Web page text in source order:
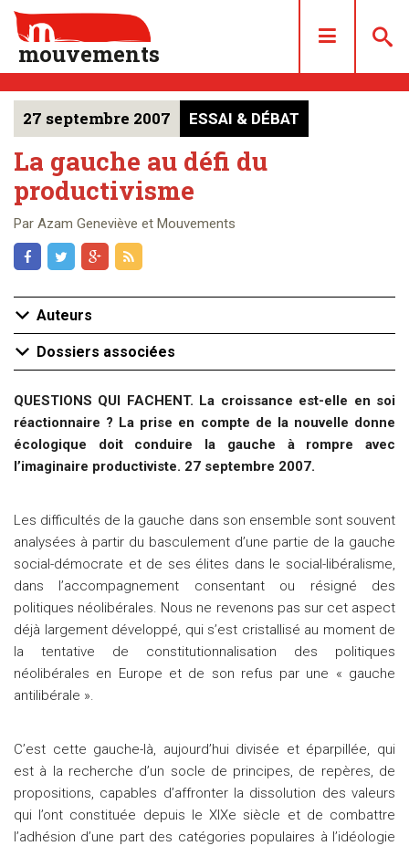
mouvements
DOSSIERS
LES NUMÉROS
ACHAT/ABONNEMENT
CONTACT
27 septembre 2007 ESSAI & DÉBAT
La gauche au défi du
productivisme
Par Azam Geneviève et Mouvements
Auteurs
Dossiers associées
QUESTIONS QUI FACHENT. La croissance est-elle en soi
réactionnaire ? La prise en compte de la nouvelle donne
écologique doit conduire la gauche à rompre avec
l’imaginaire productiviste. 27 septembre 2007.
Les difficultés de la gauche dans son ensemble sont souvent
analysées à partir du basculement d’une partie de la gauche
social-démocrate et de ses élites dans le social-libéralisme,
dans l’accompagnement consentant ou résigné des
politiques néolibérales. Nous ne revenons pas sur cet aspect
déjà largement développé, qui s’est cristallisé au moment de
la tentative de constitutionnalisation des politiques
néolibérales en Europe et de son refus par une « gauche
antilibérale ».
C’est cette gauche-là, aujourd’hui divisée et éparpillée, qui
est à la recherche d’un socle de principes, de repères, de
propositions, capables d’affronter la dissolution des valeurs
qui l’ont constituée depuis le XIXe siècle et de combattre
l’adhésion d’une part des catégories populaires à l’idéologie